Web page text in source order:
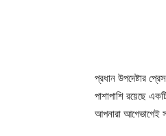
প্রধান উপদেষ্টার
পাশাপাশি রয়েছে
আপনারা আগেভাগেই